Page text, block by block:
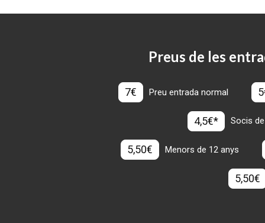
Preus de les
7€ Preu entrada normal
4,5€* Socis
5,50€ Menors de 12 anys
5,50€